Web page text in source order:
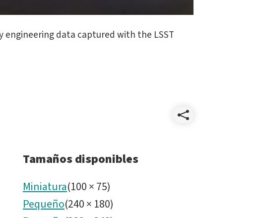
data captured with the LSST
Tamaños disponibles
Miniatura(100×75)
Pequeño(240× 180)